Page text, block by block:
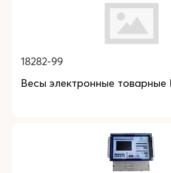
18282-99
Весы электронные